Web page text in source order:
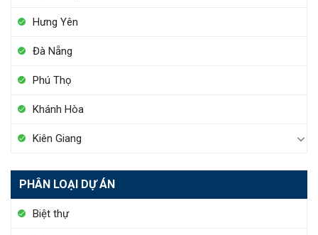
Hưng Yên
Đà Nẵng
Phú Thọ
Khánh Hòa
Kiên Giang
PHÂN LOẠI DỰ ÁN
Biệt thự